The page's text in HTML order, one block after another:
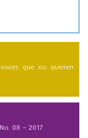
que no quieren
08 – 2017